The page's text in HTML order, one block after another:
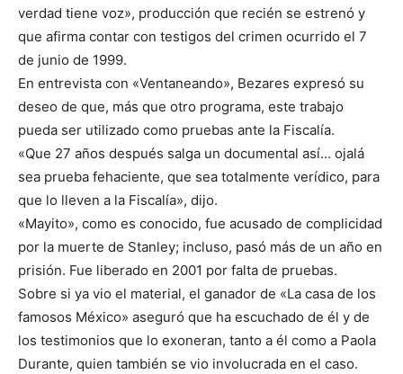
verdad tiene voz», producción que recién se estrenó y
que afirma contar con testigos del crimen ocurrido el 7
de junio de 1999.
En entrevista con «Ventaneando», Bezares expresó su
deseo de que, más que otro programa, este trabajo
pueda ser utilizado como pruebas ante la Fiscalía.
«Que 27 años después salga un documental así… ojalá
sea prueba fehaciente, que sea totalmente verídico, para
que lo lleven a la Fiscalía», dijo.
«Mayito», como es conocido, fue acusado de complicidad
por la muerte de Stanley; incluso, pasó más de un año en
prisión. Fue liberado en 2001 por falta de pruebas.
Sobre si ya vio el material, el ganador de «La casa de los
famosos México» aseguró que ha escuchado de él y de
los testimonios que lo exoneran, tanto a él como a Paola
Durante, quien también se vio involucrada en el caso.